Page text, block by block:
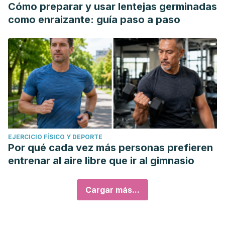
Cómo preparar y usar lentejas germinadas
como enraizante: guía paso a paso
EJERCICIO FÍSICO Y DEPORTE
Por qué cada vez más personas prefieren
entrenar al aire libre que ir al gimnasio
Cargar más...